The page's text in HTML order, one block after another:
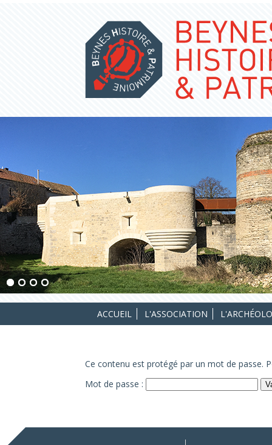
ACCUEIL L'ASSOCIATION
Ce contenu est protégé par un mot de passe.
Mot de passe :